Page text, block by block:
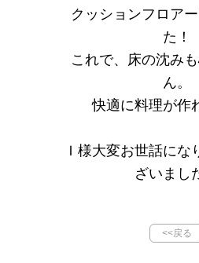
クッションフロア
た！
これで、床の沈み
ん。
快適に料理が作
Ｉ様大変お世話にな
ざいまし
<<戻る